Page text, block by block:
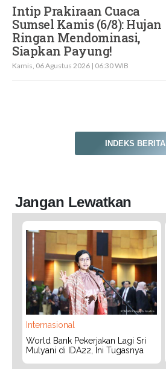
Intip Prakiraan Cuaca
Sumsel Kamis (6/8): Hujan
Ringan Mendominasi,
Siapkan Payung!
Kamis, 06 Agustus 2026 | 06:30 WIB
INDEKS BERITA
Jangan Lewatkan
Internasional
World Bank Pekerjakan Lagi Sri
Mulyani di IDA22, Ini Tugasnya